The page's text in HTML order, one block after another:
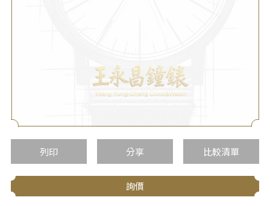
列印 分享 比較清單
詢價